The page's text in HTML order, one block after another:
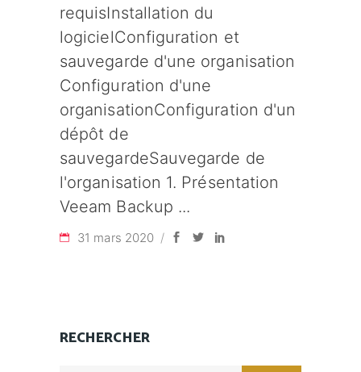
requisInstallation du
logicielConfiguration et
sauvegarde d'une organisation
Configuration d'une
organisationConfiguration d'un
dépôt de
sauvegardeSauvegarde de
l'organisation 1. Présentation
Veeam Backup
31 mars 2020
RECHERCHER